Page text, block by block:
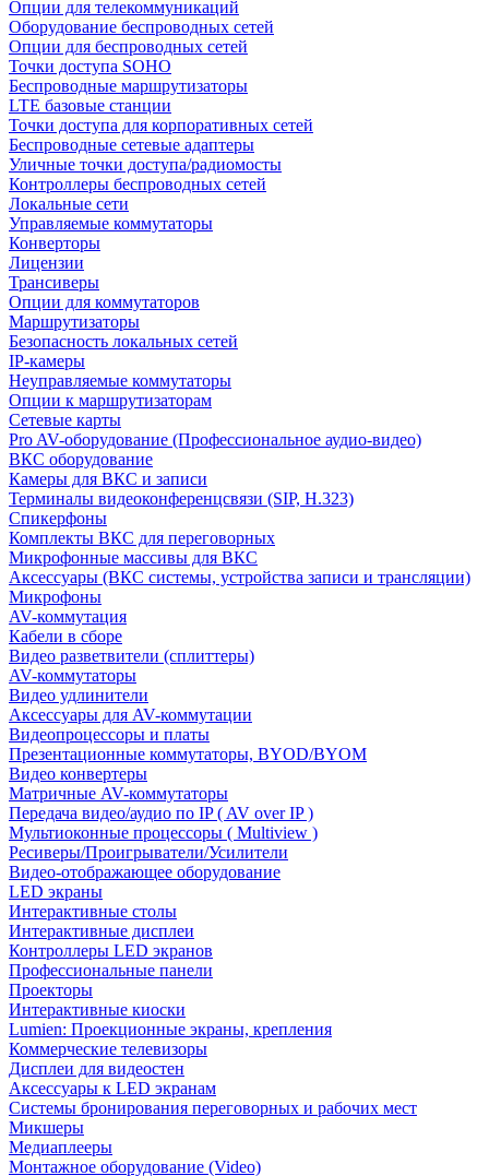
Опции для телекоммуникаций
Оборудование беспроводных сетей
Опции для беспроводных сетей
Точки доступа SOHO
Беспроводные маршрутизаторы
LTE базовые станции
Точки доступа для корпоративных сетей
Беспроводные сетевые адаптеры
Уличные точки доступа/радиомосты
Контроллеры беспроводных сетей
Локальные сети
Управляемые коммутаторы
Конверторы
Лицензии
Трансиверы
Опции для коммутаторов
Маршрутизаторы
Безопасность локальных сетей
IP-камеры
Неуправляемые коммутаторы
Опции к маршрутизаторам
Сетевые карты
Pro AV-оборудование (Профессиональное аудио-видео)
ВКС оборудование
Камеры для ВКС и записи
Терминалы видеоконференцсвязи (SIP, H.323)
Спикерфоны
Комплекты ВКС для переговорных
Микрофонные массивы для ВКС
Аксессуары (ВКС системы, устройства записи и трансляции)
Микрофоны
AV-коммутация
Кабели в сборе
Видео разветвители (сплиттеры)
AV-коммутаторы
Видео удлинители
Аксессуары для AV-коммутации
Видеопроцессоры и платы
Презентационные коммутаторы, BYOD/BYOM
Видео конвертеры
Матричные AV-коммутаторы
Передача видео/аудио по IP ( AV over IP )
Мультиоконные процессоры ( Multiview )
Ресиверы/Проигрыватели/Усилители
Видео-отображающее оборудование
LED экраны
Интерактивные столы
Интерактивные дисплеи
Контроллеры LED экранов
Профессиональные панели
Проекторы
Интерактивные киоски
Lumien: Проекционные экраны, крепления
Коммерческие телевизоры
Дисплеи для видеостен
Аксессуары к LED экранам
Системы бронирования переговорных и рабочих мест
Микшеры
Медиаплееры
Монтажное оборудование (Video)